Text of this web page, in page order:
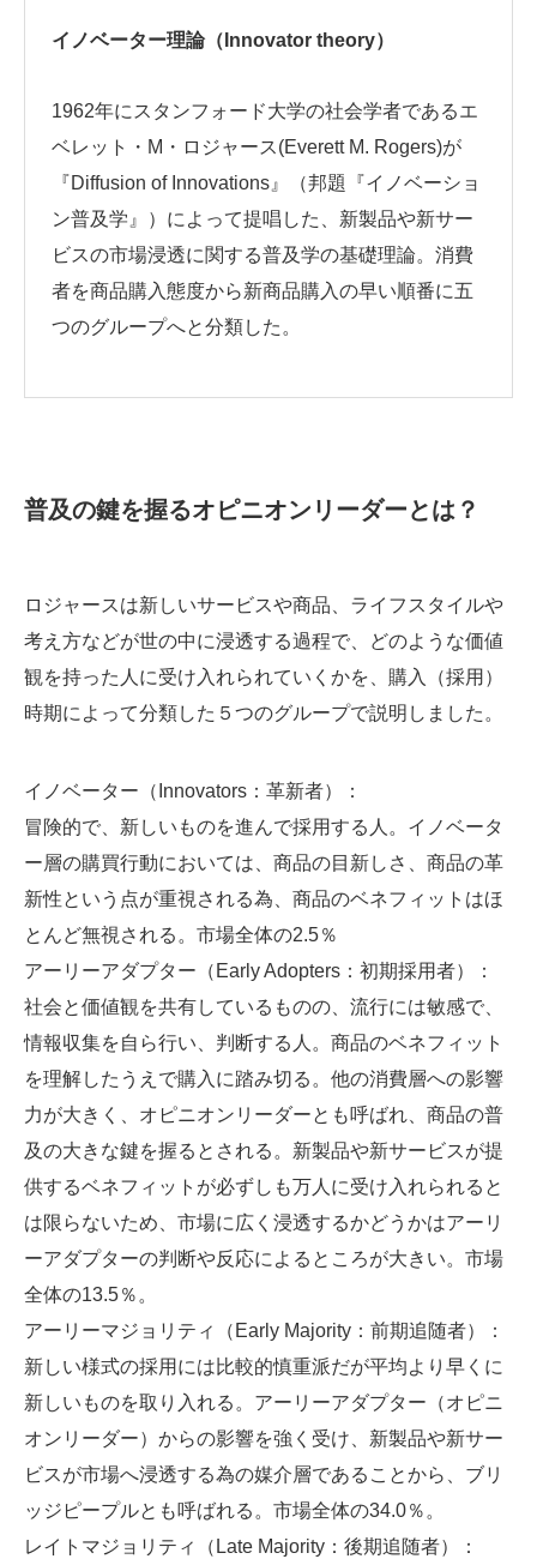
イノベーター理論（Innovator theory）
1962年にスタンフォード大学の社会学者であるエ
ベレット・M・ロジャース(Everett M. Rogers)が
『Diffusion of Innovations』（邦題『イノベーショ
ン普及学』）によって提唱した、新製品や新サー
ビスの市場浸透に関する普及学の基礎理論。消費
者を商品購入態度から新商品購入の早い順番に五
つのグループへと分類した。
普及の鍵を握るオピニオンリーダーとは？
ロジャースは新しいサービスや商品、ライフスタイルや
考え方などが世の中に浸透する過程で、どのような価値
観を持った人に受け入れられていくかを、購入（採用）
時期によって分類した５つのグループで説明しました。
イノベーター（Innovators：革新者）：
冒険的で、新しいものを進んで採用する人。イノベータ
ー層の購買行動においては、商品の目新しさ、商品の革
新性という点が重視される為、商品のベネフィットはほ
とんど無視される。市場全体の2.5％
アーリーアダプター（Early Adopters：初期採用者）：
社会と価値観を共有しているものの、流行には敏感で、
情報収集を自ら行い、判断する人。商品のベネフィット
を理解したうえで購入に踏み切る。他の消費層への影響
力が大きく、オピニオンリーダーとも呼ばれ、商品の普
及の大きな鍵を握るとされる。新製品や新サービスが提
供するベネフィットが必ずしも万人に受け入れられると
は限らないため、市場に広く浸透するかどうかはアーリ
ーアダプターの判断や反応によるところが大きい。市場
全体の13.5％。
アーリーマジョリティ（Early Majority：前期追随者）：
新しい様式の採用には比較的慎重派だが平均より早くに
新しいものを取り入れる。アーリーアダプター（オピニ
オンリーダー）からの影響を強く受け、新製品や新サー
ビスが市場へ浸透する為の媒介層であることから、ブリ
ッジピープルとも呼ばれる。市場全体の34.0％。
レイトマジョリティ（Late Majority：後期追随者）：